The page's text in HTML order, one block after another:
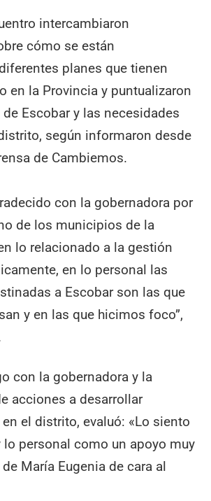
intercambiaron
cómo se están
planes que tienen
en la Provincia y puntualizaron
Escobar y las necesidades
según informaron desde
de Cambiemos.
con la gobernadora por
de los municipios de la
lo relacionado a la gestión
en lo personal las
a Escobar son las que
y en las que hicimos foco”,
con la gobernadora y la
acciones a desarrollar
el distrito, evaluó: «Lo siento
personal como un apoyo muy
María Eugenia de cara al